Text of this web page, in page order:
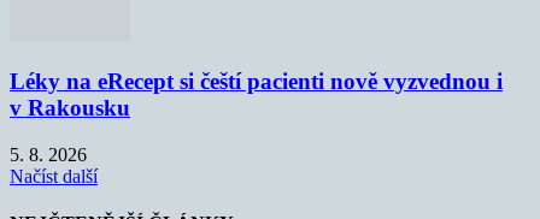
Léky na eRecept si čeští pacienti nově vyzvednou i
v Rakousku
5. 8. 2026
Načíst další